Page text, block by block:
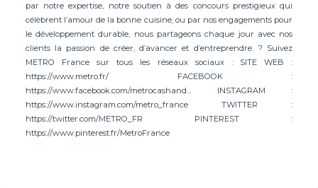
par notre expertise, notre soutien à des concours prestigieux qui
célèbrent l’amour de la bonne cuisine, ou par nos engagements pour
le développement durable, nous partageons chaque jour avec nos
clients la passion de créer, d’avancer et d’entreprendre. ? Suivez
METRO France sur tous les réseaux sociaux : SITE WEB :
https://www.metro.fr/ FACEBOOK :
https://www.facebook.com/metrocashand... INSTAGRAM :
https://www.instagram.com/metro_france TWITTER :
https://twitter.com/METRO_FR PINTEREST :
https://www.pinterest.fr/MetroFrance